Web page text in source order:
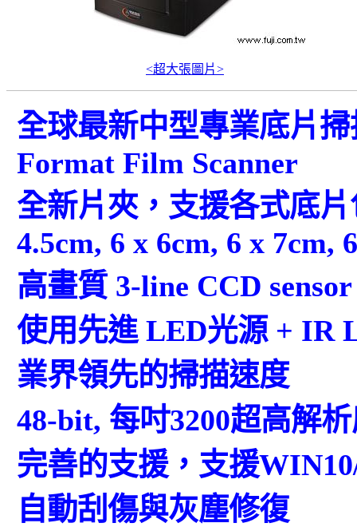
<超大張圖片>
全球最新中型專業底片
Format Film Scanner
全新片夾，支援各式底片
4.5cm, 6 x 6cm, 6 x 7cm,
高畫質 3-line CCD sensor
使用先進 LED光源 + IR
業界領先的掃描速度
48-bit, 每吋3200超高解
完善的支援，支援
自動刮傷與灰塵修復